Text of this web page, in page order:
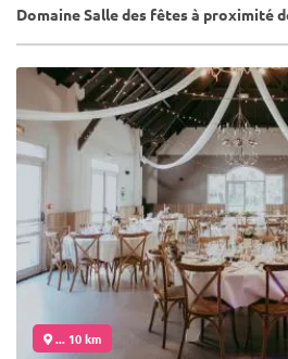
Domaine Salle des fêtes à proximité
... 10 km